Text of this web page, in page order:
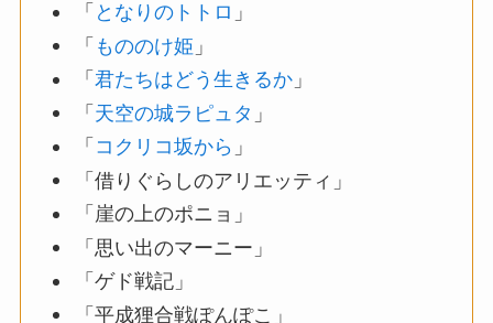
「 となりのトトロ 」
「 もののけ姫 」
「君たちはどう生きるか 」
「 天空の城ラピュタ 」
「 コクリコ坂から 」
「借りぐらしのアリエッティ」
「崖の上のポニョ」
「思い出のマーニー」
「ゲド戦記」
「平成狸合戦ぽんぽこ」